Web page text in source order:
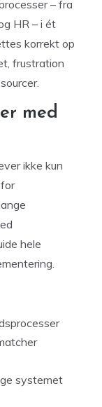
– fra
HR – i ét
korrekt op
frustration
med
ikke kun
hele
systemet